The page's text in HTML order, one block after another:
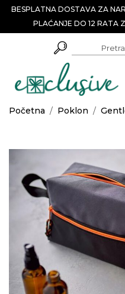
BESPLATNA DOSTAVA ZA
PLAĆANJE DO 12 RATA
Početna / Poklon /